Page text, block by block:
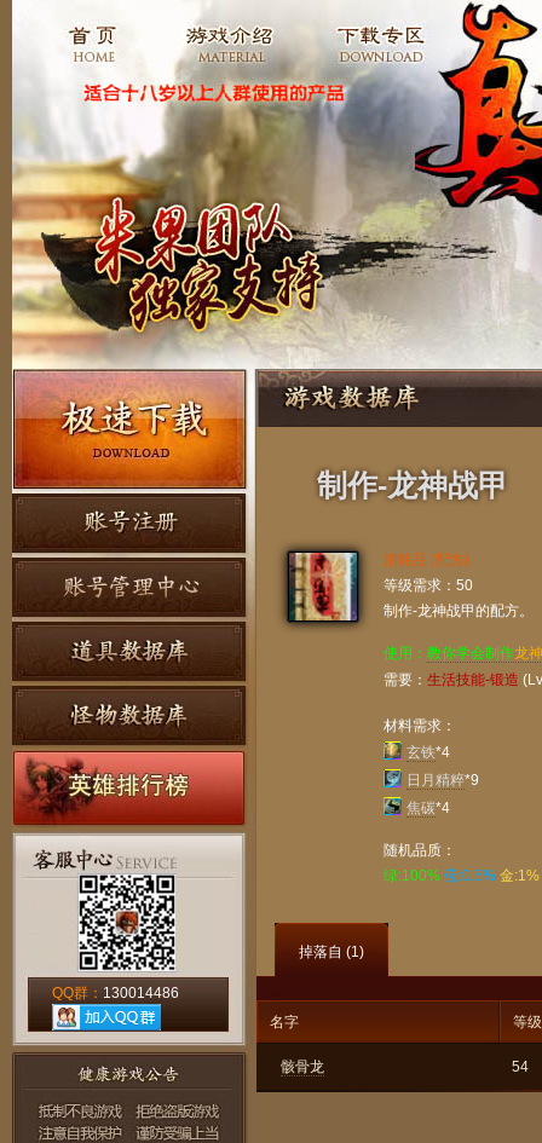
QQ群： 130014486
制作-龙神战甲
消耗品 (配方)
等级需求：50
制作-龙神战甲的配方。
使用： 教你学会制作龙
需要： 生活技能-锻造
材料需求：
玄铁*4
日月精粹*9
焦碳*4
随机品质：
绿:100% 蓝:0.5% 金:1%
掉落自 (1)
名字 等级
骸骨龙 54